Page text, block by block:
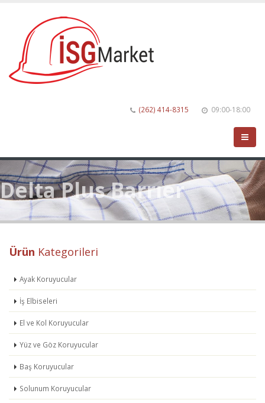
(262) 414-8315 09:00-18:00
Delta Plus Barrıer
Ürün Kategorileri
Ayak Koruyucular
İş Elbiseleri
El ve Kol Koruyucular
Yüz ve Göz Koruyucular
Baş Koruyucular
Solunum Koruyucular